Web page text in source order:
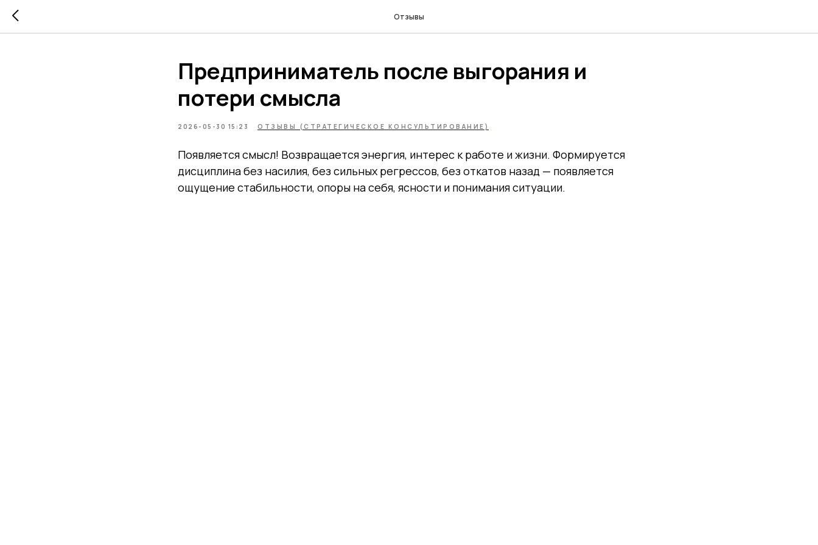
Отзывы
Предприниматель после выгорания и
потери смысла
2026-05-30 15:23 ОТЗЫВЫ (СТРАТЕГИЧЕСКОЕ КОНСУЛЬТИРОВАНИЕ)
Появляется смысл! Возвращается энергия, интерес к работе и жизни. Формируется
дисциплина без насилия, без сильных регрессов, без откатов назад — появляется
ощущение стабильности, опоры на себя, ясности и понимания ситуации.